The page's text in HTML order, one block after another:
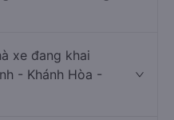
xe đang khai
- Khánh Hòa -